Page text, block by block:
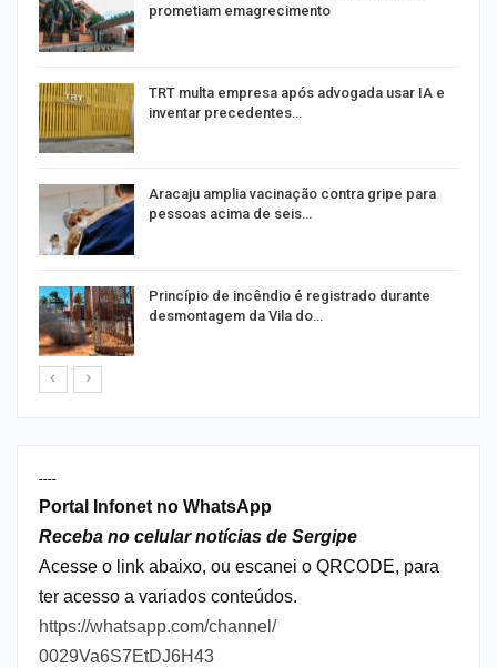
prometiam emagrecimento
TRT multa empresa após advogada usar IA e
inventar precedentes…
Aracaju amplia vacinação contra gripe para
pessoas acima de seis…
Princípio de incêndio é registrado durante
desmontagem da Vila do…
----
Portal Infonet no WhatsApp
Receba no celular notícias de Sergipe
Acesse o link abaixo, ou escanei o QRCODE, para
ter acesso a variados conteúdos.
https://whatsapp.com/channel/
0029Va6S7EtDJ6H43